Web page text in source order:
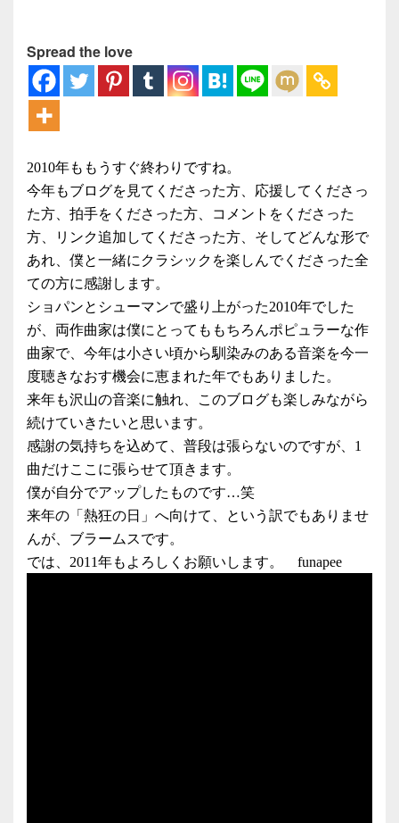
Spread the love
2010年ももうすぐ終わりですね。
今年もブログを見てくださった方、応援してくださっ
た方、拍手をくださった方、コメントをくださった
方、リンク追加してくださった方、そしてどんな形で
あれ、僕と一緒にクラシックを楽しんでくださった全
ての方に感謝します。
ショパンとシューマンで盛り上がった2010年でした
が、両作曲家は僕にとってももちろんポピュラーな作
曲家で、今年は小さい頃から馴染みのある音楽を今一
度聴きなおす機会に恵まれた年でもありました。
来年も沢山の音楽に触れ、このブログも楽しみながら
続けていきたいと思います。
感謝の気持ちを込めて、普段は張らないのですが、1
曲だけここに張らせて頂きます。
僕が自分でアップしたものです…笑
来年の「熱狂の日」へ向けて、という訳でもありませ
んが、ブラームスです。
では、2011年もよろしくお願いします。 funapee